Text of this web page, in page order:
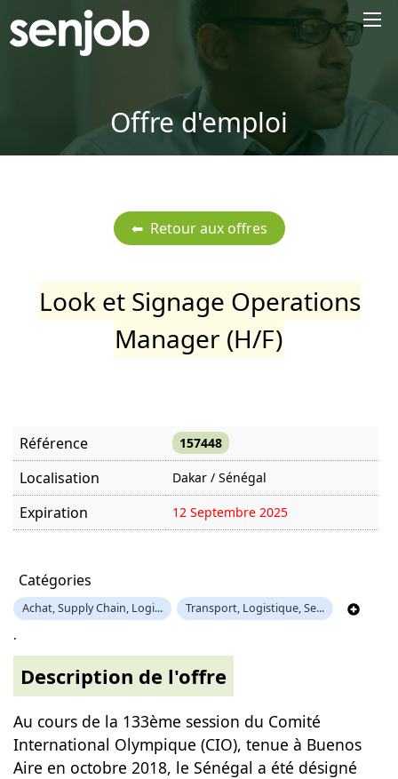
Offre d'emploi
Look et Signage Operations
Manager (H/F)
Référence 157448
Localisation Dakar / Sénégal
Expiration 12 Septembre 2025
Catégories
Achat, Supply Chain, Logi... Transport, Logistique, Se...
.
Description de l'offre
Au cours de la 133ème session du Comité
International Olympique (CIO), tenue à Buenos
Aire en octobre 2018, le Sénégal a été désigné